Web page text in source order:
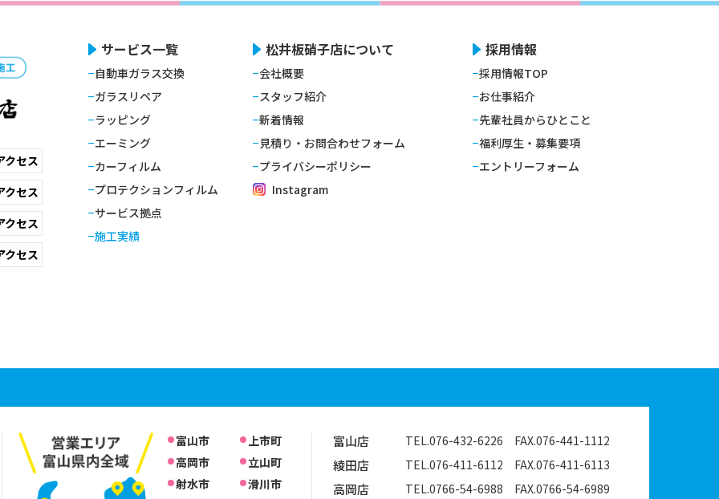
クセス
クセス
クセス
クセス
サービス一覧
自動車ガラス交換
ガラスリペア
ラッピング
エーミング
カーフィルム
プロテクションフィルム
サービス拠点
施工実績
松井板硝子店について
会社概要
スタッフ紹介
新着情報
見積り・お問合わせフォーム
プライバシーポリシー
Instagram
採用情報
採用情報TOP
お仕事紹介
先輩社員からひとこと
福利厚生・募集要項
エントリーフォーム
富山市
高岡市
射水市
上市町
立山町
滑川市
富山店 TEL.076-432-6226 FAX.076-441-1112
綾田店 TEL.076-411-6112 FAX.076-411-6113
高岡店 TEL.0766-54-6988 FAX.0766-54-6989